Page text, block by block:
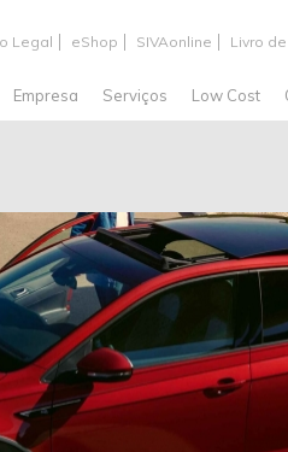
Legal eShop SIVAonline Livro
Empresa Serviços Low Cost